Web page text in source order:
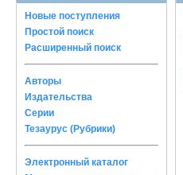
Новые поступления
Простой поиск
Расширенный поиск
Авторы
Издательства
Серии
Тезаурус (Рубрики)
Электронный каталог